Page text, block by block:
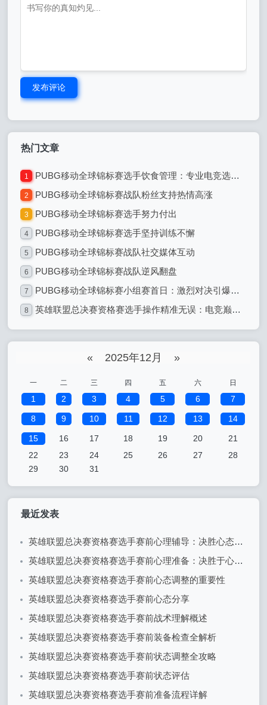
发布评论
热门文章
1 PUBG移动全球锦标赛选手饮食管理：专业电竞选手的饮食之道
2 PUBG移动全球锦标赛战队粉丝支持热情高涨
3 PUBG移动全球锦标赛选手努力付出
4 PUBG移动全球锦标赛选手坚持训练不懈
5 PUBG移动全球锦标赛战队社交媒体互动
6 PUBG移动全球锦标赛战队逆风翻盘
7 PUBG移动全球锦标赛小组赛首日：激烈对决引爆全球电竞热潮
8 英雄联盟总决赛资格赛选手操作精准无误：电竞巅峰的精准艺术
« 2025年12月 »
一 二 三 四 五 六 日
1 2 3 4 5 6 7
8 9 10 11 12 13 14
15 16 17 18 19 20
21
22
23 24 25 26 27
28
29
30 31
最近发表
英雄联盟总决赛资格赛选手赛前心理辅导：决胜心态的关键
英雄联盟总决赛资格赛选手赛前心理准备：决胜于心态之间
英雄联盟总决赛资格赛选手赛前心态调整的重要性
英雄联盟总决赛资格赛选手赛前心态分享
英雄联盟总决赛资格赛选手赛前战术理解概述
英雄联盟总决赛资格赛选手赛前装备检查全解析
英雄联盟总决赛资格赛选手赛前状态调整全攻略
英雄联盟总决赛资格赛选手赛前状态评估
英雄联盟总决赛资格赛选手赛前准备流程详解